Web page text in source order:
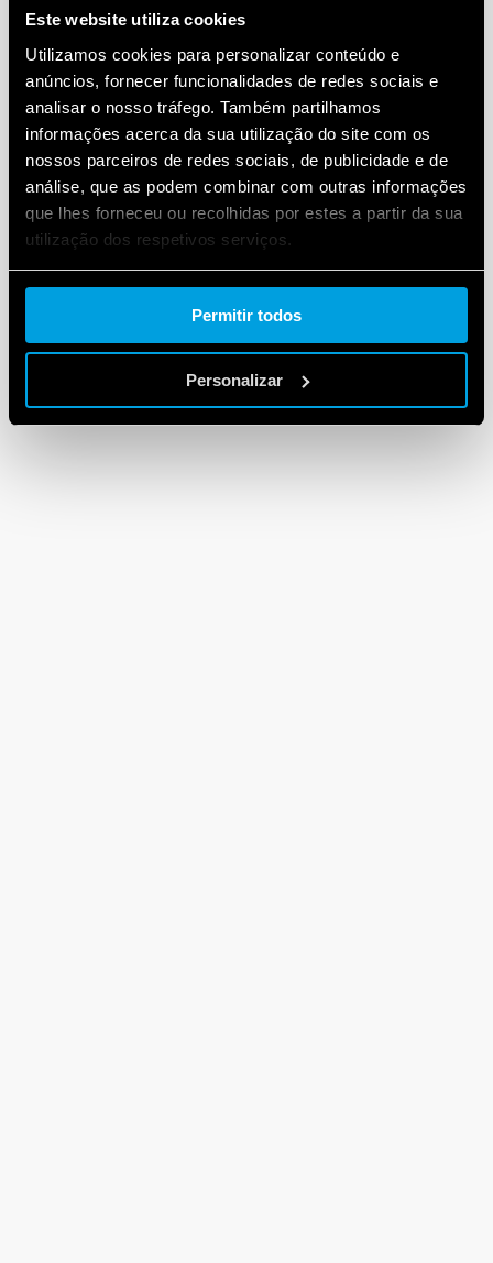
Este website utiliza cookies
Utilizamos cookies para personalizar conteúdo e
anúncios, fornecer funcionalidades de redes sociais e
analisar o nosso tráfego. Também partilhamos
informações acerca da sua utilização do site com os
nossos parceiros de redes sociais, de publicidade e de
análise, que as podem combinar com outras informações
que lhes forneceu ou recolhidas por estes a partir da sua
utilização dos respetivos serviços.
Cookie policy.
Permitir todos
Personalizar